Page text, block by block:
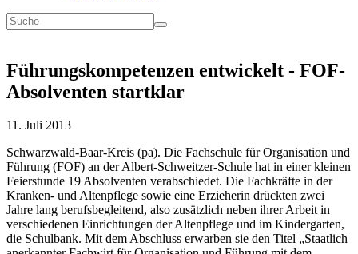
Führungskompetenzen entwickelt - FOF-
Absolventen startklar
11. Juli 2013
Schwarzwald-Baar-Kreis (pa). Die Fachschule für Organisation und
Führung (FOF) an der Albert-Schweitzer-Schule hat in einer kleinen
Feierstunde 19 Absolventen verabschiedet. Die Fachkräfte in der
Kranken- und Altenpflege sowie eine Erzieherin drückten zwei
Jahre lang berufsbegleitend, also zusätzlich neben ihrer Arbeit in
verschiedenen Einrichtungen der Altenpflege und im Kindergarten,
die Schulbank. Mit dem Abschluss erwarben sie den Titel „Staatlich